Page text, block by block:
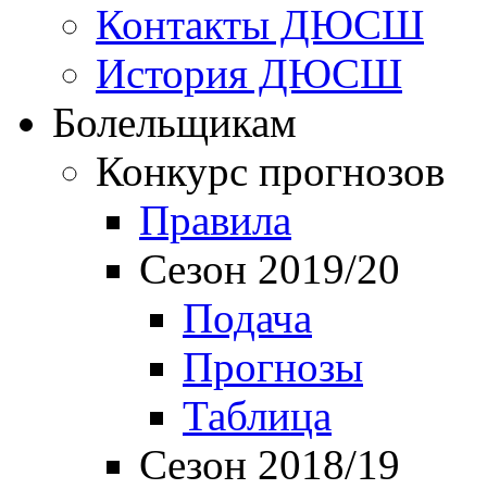
Контакты ДЮСШ
История ДЮСШ
Болельщикам
Конкурс прогнозов
Правила
Сезон 2019/20
Подача
Прогнозы
Таблица
Сезон 2018/19